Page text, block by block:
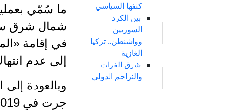
كنفها السياسي
بين الكرد
السوريين
وواشنطن.. تركيا
الغازية
شرق الفرات
والتزاحم الدولي
ما سُمّي
شمال شرق
في إقامة
إلى عدم
وبالعودة إلى